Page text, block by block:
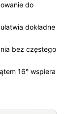
do
dokładne
bez częstego
16° wspiera